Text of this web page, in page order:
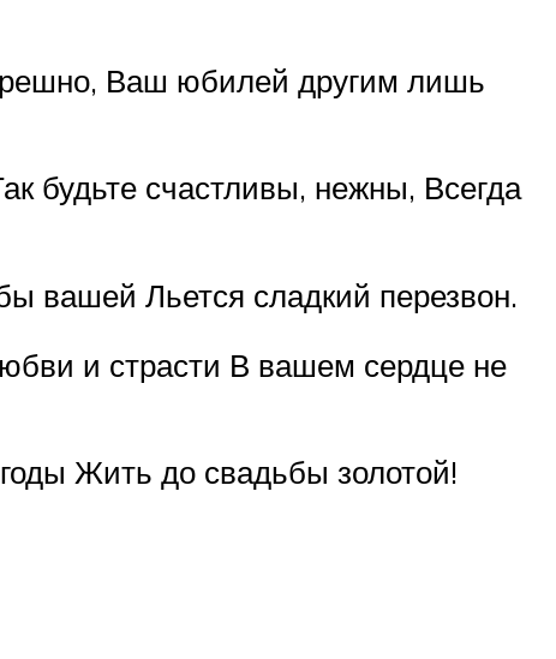
Ваш юбилей другим лишь
будьте счастливы, нежны, Всегда
вашей Льется сладкий перезвон.
и страсти В вашем сердце не
Жить до свадьбы золотой!